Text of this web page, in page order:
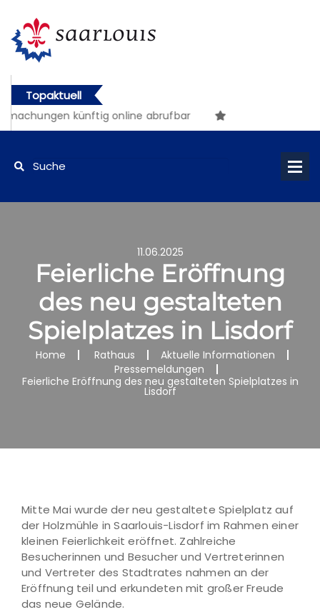
Topaktuell
künftig online abrufbar
11.06.2025
Feierliche Eröffnung
des neu gestalteten
Spielplatzes in Lisdorf
Home Rathaus
Aktuelle Informationen
Pressemeldungen
Feierliche Eröffnung des neu gestalteten Spielplatzes in
Lisdorf
Mitte Mai wurde der neu gestaltete Spielplatz auf
der Holzmühle in Saarlouis-Lisdorf im Rahmen einer
kleinen Feierlichkeit eröffnet. Zahlreiche
Besucherinnen und Besucher und Vertreterinnen
und Vertreter des Stadtrates nahmen an der
Eröffnung teil und erkundeten mit großer Freude
das neue Gelände.